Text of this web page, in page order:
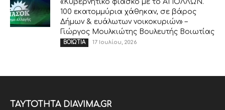
«Κυβερνητικό φιάσκο με το ΑΠΟΛΛΩΝ.
100 εκατομμύρια χάθηκαν, σε βάρος
Δήμων & ευάλωτων νοικοκυριών» –
Γιώργος Μουλκιώτης Βουλευτής Βοιωτίας
ΒΟΙΩΤΙΑ 17 Ιουλίου, 2026
ΤΑΥΤΟΤΗΤΑ DIAVIMA.GR